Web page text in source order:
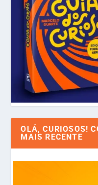
OLÁ, CURIOSOS!
MAIS RECENTE